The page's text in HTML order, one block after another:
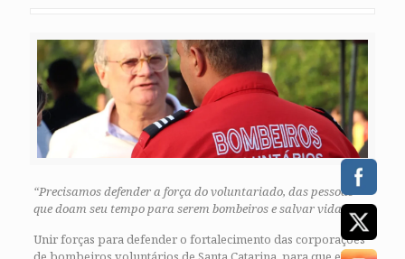
“Precisamos defender a força do voluntariado, das pessoas
que doam seu tempo para serem bombeiros e salvar vidas”
Unir forças para defender o fortalecimento das corporações